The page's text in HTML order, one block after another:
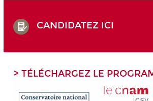
CANDIDATEZ ICI
> TÉLÉCHARGEZ LE